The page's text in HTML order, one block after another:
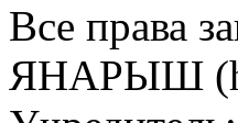
Все права
ЯНАРЫШ